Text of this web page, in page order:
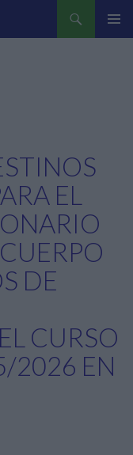
EL
DE
CURSO
2026 EN